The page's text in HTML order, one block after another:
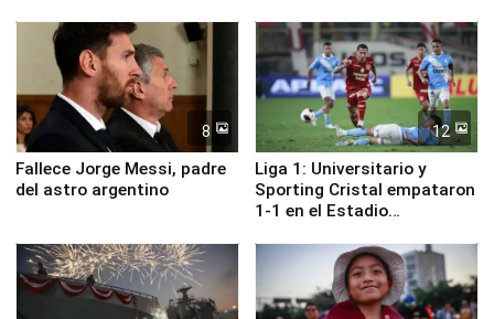
8
Fallece Jorge Messi, padre
del astro argentino
12
Liga 1: Universitario y
Sporting Cristal empataron
1-1 en el Estadio